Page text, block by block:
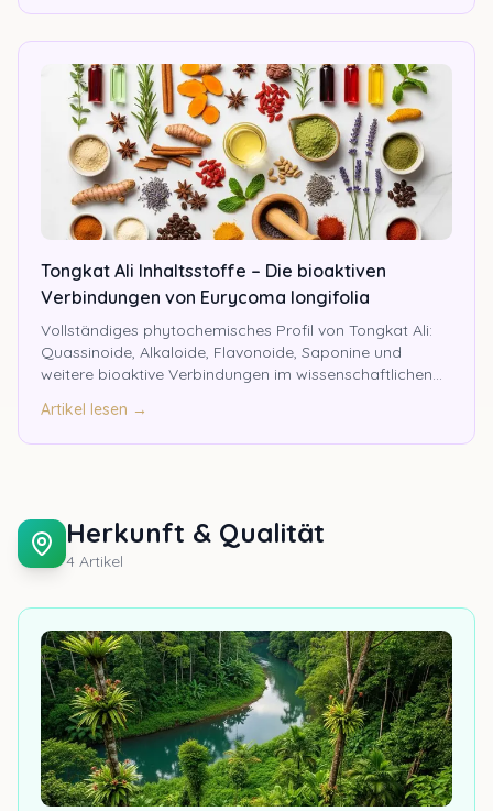
Tongkat Ali Inhaltsstoffe – Die bioaktiven
Verbindungen von Eurycoma longifolia
Vollständiges phytochemisches Profil von Tongkat Ali:
Quassinoide, Alkaloide, Flavonoide, Saponine und
weitere bioaktive Verbindungen im wissenschaftlichen
Artikel lesen →
Herkunft & Qualität
4 Artikel